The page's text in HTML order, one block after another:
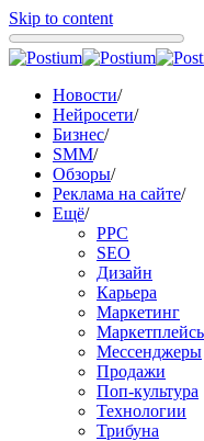
Skip to content
Новости/
Нейросети/
Бизнес/
SMM/
Обзоры/
Реклама на сайте/
Ещё/
PPC
SEO
Дизайн
Карьера
Маркетинг
Мессенджеры
Продажи
Поп-культура
Технологии
Трибуна